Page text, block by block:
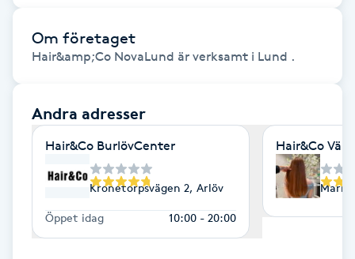
Käkledsbehandling
Kärlbehandling
Laserbehandling
Lashlift Keratin
LED-ljusterapi
Om företaget
Hair&amp;Co NovaLund är verksamt i Lund .
Andra adresser
Hair&Co BurlövCenter
Kronetorpsvägen 2, Arlöv
Öppet idag 10:00 - 20:00
Hair&Co Väla